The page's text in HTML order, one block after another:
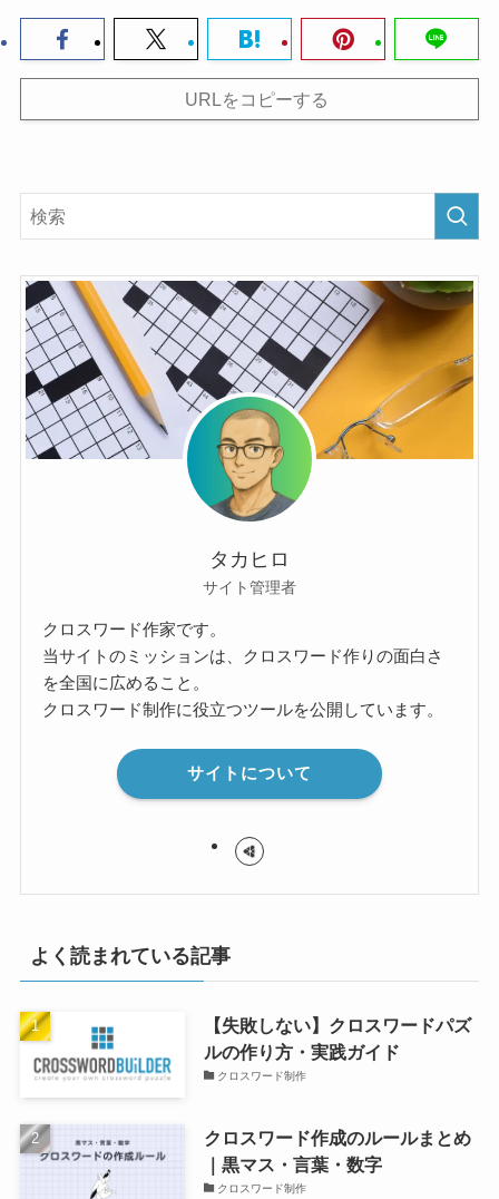
URLをコピーする
タカヒロ
サイト管理者
クロスワード作家です。
当サイトのミッションは、クロスワード作りの面白さ
を全国に広めること。
クロスワード制作に役立つツールを公開しています。
サイトについて
よく読まれている記事
【失敗しない】クロスワードパズ
ルの作り方・実践ガイド
クロスワード制作
クロスワード作成のルールまとめ
｜黒マス・言葉・数字
クロスワード制作